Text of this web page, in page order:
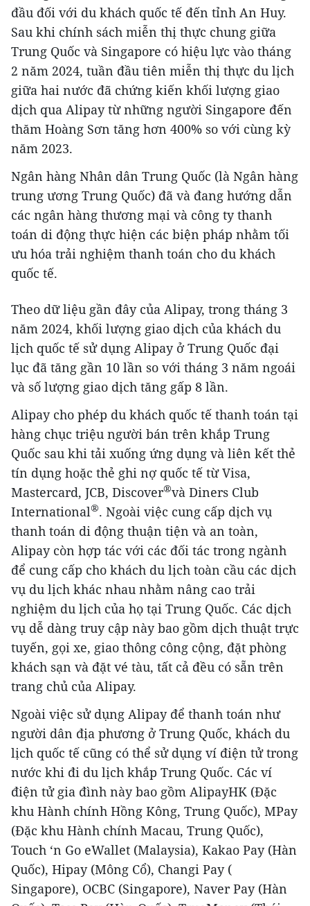
đầu đối với du khách quốc tế đến tỉnh An Huy.
Sau khi chính sách miễn thị thực chung giữa
Trung Quốc và Singapore có hiệu lực vào tháng
2 năm 2024, tuần đầu tiên miễn thị thực du lịch
giữa hai nước đã chứng kiến ​​khối lượng giao
dịch qua Alipay từ những người Singapore đến
thăm Hoàng Sơn tăng hơn 400% so với cùng kỳ
năm 2023.
Ngân hàng Nhân dân Trung Quốc (là Ngân hàng
trung ương Trung Quốc) đã và đang hướng dẫn
các ngân hàng thương mại và công ty thanh
toán di động thực hiện các biện pháp nhằm tối
ưu hóa trải nghiệm thanh toán cho du khách
quốc tế.
Theo dữ liệu gần đây của Alipay, trong tháng 3
năm 2024, khối lượng giao dịch của khách du
lịch quốc tế sử dụng Alipay ở Trung Quốc đại
lục đã tăng gần 10 lần so với tháng 3 năm ngoái
và số lượng giao dịch tăng gấp 8 lần.
Alipay cho phép du khách quốc tế thanh toán tại
hàng chục triệu người bán trên khắp Trung
Quốc sau khi tải xuống ứng dụng và liên kết thẻ
tín dụng hoặc thẻ ghi nợ quốc tế từ Visa,
Mastercard, JCB, Discover®và Diners Club
International®. Ngoài việc cung cấp dịch vụ
thanh toán di động thuận tiện và an toàn,
Alipay còn hợp tác với các đối tác trong ngành
để cung cấp cho khách du lịch toàn cầu các dịch
vụ du lịch khác nhau nhằm nâng cao trải
nghiệm du lịch của họ tại Trung Quốc. Các dịch
vụ dễ dàng truy cập này bao gồm dịch thuật trực
tuyến, gọi xe, giao thông công cộng, đặt phòng
khách sạn và đặt vé tàu, tất cả đều có sẵn trên
trang chủ của Alipay.
Ngoài việc sử dụng Alipay để thanh toán như
người dân địa phương ở Trung Quốc, khách du
lịch quốc tế cũng có thể sử dụng ví điện tử trong
nước khi đi du lịch khắp Trung Quốc. Các ví
điện tử gia đình này bao gồm AlipayHK (Đặc
khu Hành chính Hồng Kông, Trung Quốc), MPay
(Đặc khu Hành chính Macau, Trung Quốc),
Touch ‘n Go eWallet (Malaysia), Kakao Pay (Hàn
Quốc), Hipay (Mông Cổ), Changi Pay (
Singapore), OCBC (Singapore), Naver Pay (Hàn